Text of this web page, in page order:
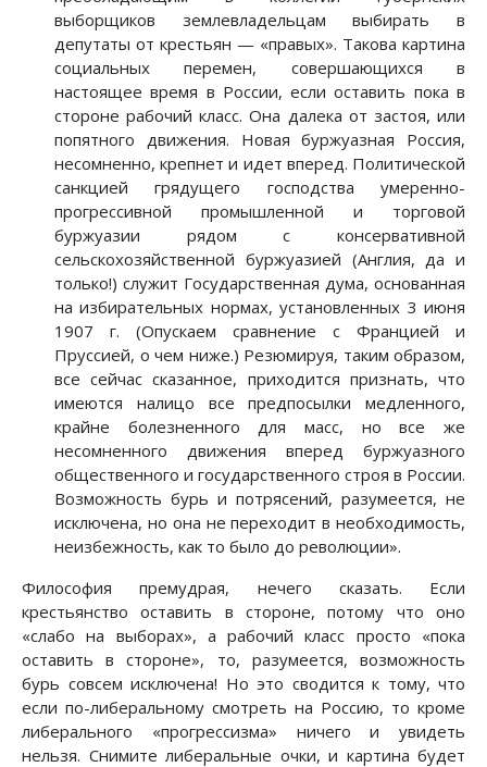
выборщиков землевладельцам выбирать в
депутаты от крестьян — «правых». Такова картина
социальных перемен, совершающихся в
настоящее время в России, если оставить пока в
стороне рабочий класс. Она далека от застоя, или
попятного движения. Новая буржуазная Россия,
несомненно, крепнет и идет вперед. Политической
санкцией грядущего господства умеренно-
прогрессивной промышленной и торговой
буржуазии рядом с консервативной
сельскохозяйственной буржуазией (Англия, да и
только!) служит Государственная дума, основанная
на избирательных нормах, установленных 3 июня
1907 г. (Опускаем сравнение с Францией и
Пруссией, о чем ниже.) Резюмируя, таким образом,
все сейчас сказанное, приходится признать, что
имеются налицо все предпосылки медленного,
крайне болезненного для масс, но все же
несомненного движения вперед буржуазного
общественного и государственного строя в России.
Возможность бурь и потрясений, разумеется, не
исключена, но она не переходит в необходимость,
неизбежность, как то было до революции».
Философия премудрая, нечего сказать. Если
крестьянство оставить в стороне, потому что оно
«слабо на выборах», а рабочий класс просто «пока
оставить в стороне», то, разумеется, возможность
бурь совсем исключена! Но это сводится к тому, что
если по-либеральному смотреть на Россию, то кроме
либерального «прогрессизма» ничего и увидеть
нельзя. Снимите либеральные очки, и картина будет